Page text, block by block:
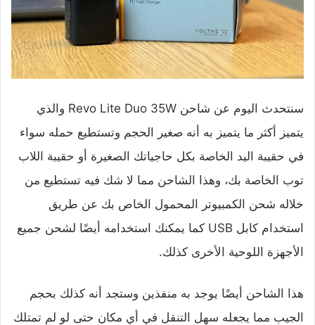
سنتحدث اليوم عن شاحن Revo Lite Duo 35W والذي
يتميز أكثر ما يتميز به أنه صغير الحجم وتستطيع حمله سواء
في حقيبة اليد الخاصة بكل حاجياتك الصغيرة أو حقيبة اللاب
توب الخاصة بك، وهذا الشاحن مما لا شك فيه تستطيع من
خلاله شحن الكمبيوتر المحمول الخاص بك عن طريق
استخدام كابل USB كما يمكنك استخدامه أيضًا لشحن جميع
الأجهزة اللوحية الأخرى كذلك.
هذا الشاحن أيضًا يوجد به منفذين وستجد أنه كذلك بحجم
الجيب مما يجعله سهل التنقل في أي مكان حتى لو لم تمتلك